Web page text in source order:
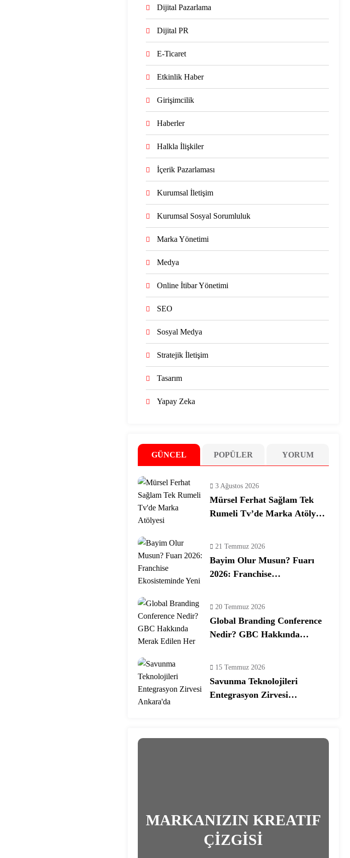
Dijital Pazarlama
Dijital PR
E-Ticaret
Etkinlik Haber
Girişimcilik
Haberler
Halkla İlişkiler
İçerik Pazarlaması
Kurumsal İletişim
Kurumsal Sosyal Sorumluluk
Marka Yönetimi
Medya
Online İtibar Yönetimi
SEO
Sosyal Medya
Stratejik İletişim
Tasarım
Yapay Zeka
GÜNCEL POPÜLER YORUM
3 Ağustos 2026
Mürsel Ferhat Sağlam Tek
Rumeli Tv’de Marka Atölyesi
21 Temmuz 2026
Bayim Olur Musun? Fuarı
2026: Franchise
20 Temmuz 2026
Global Branding Conference
Nedir? GBC Hakkında
15 Temmuz 2026
Savunma Teknolojileri
Entegrasyon Zirvesi
MARKANIZIN KREATIF
ÇİZGİSİ